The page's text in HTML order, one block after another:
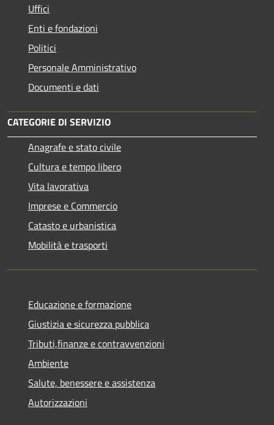
Uffici
Enti e fondazioni
Politici
Personale Amministrativo
Documenti e dati
CATEGORIE DI SERVIZIO
Anagrafe e stato civile
Cultura e tempo libero
Vita lavorativa
Imprese e Commercio
Catasto e urbanistica
Mobilità e trasporti
Educazione e formazione
Giustizia e sicurezza pubblica
Tributi,finanze e contravvenzioni
Ambiente
Salute, benessere e assistenza
Autorizzazioni